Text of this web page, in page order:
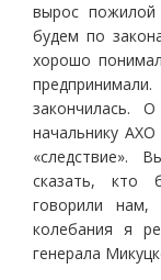
вырос
будем по
хорошо
закончилась.
начальнику
«следствие».
сказать, кто
говорили нам,
колебания я
генерала